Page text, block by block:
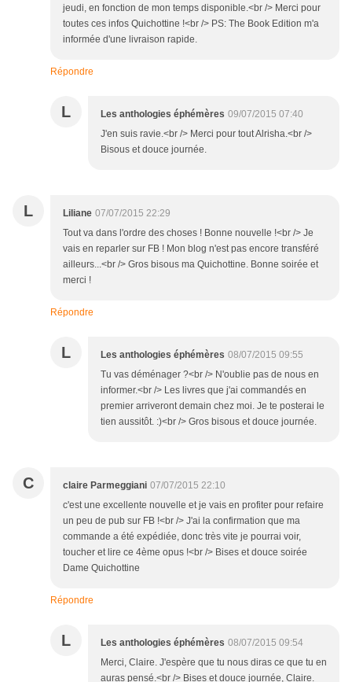
jeudi, en fonction de mon temps disponible.<br /> Merci pour
toutes ces infos Quichottine !<br /> PS: The Book Edition m'a
informée d'une livraison rapide.
Répondre
L Les anthologies éphémères 09/07/2015 07:40
J'en suis ravie.<br /> Merci pour tout Alrisha.<br />
Bisous et douce journée.
L Liliane 07/07/2015 22:29
Tout va dans l'ordre des choses ! Bonne nouvelle !<br /> Je
vais en reparler sur FB ! Mon blog n'est pas encore transféré
ailleurs...<br /> Gros bisous ma Quichottine. Bonne soirée et
merci !
Répondre
L Les anthologies éphémères 08/07/2015 09:55
Tu vas déménager ?<br /> N'oublie pas de nous en
informer.<br /> Les livres que j'ai commandés en
premier arriveront demain chez moi. Je te posterai le
tien aussitôt. :)<br /> Gros bisous et douce journée.
C claire Parmeggiani 07/07/2015 22:10
c'est une excellente nouvelle et je vais en profiter pour refaire
un peu de pub sur FB !<br /> J'ai la confirmation que ma
commande a été expédiée, donc très vite je pourrai voir,
toucher et lire ce 4ème opus !<br /> Bises et douce soirée
Dame Quichottine
Répondre
L Les anthologies éphémères 08/07/2015 09:54
Merci, Claire. J'espère que tu nous diras ce que tu en
auras pensé.<br /> Bises et douce journée, Claire.